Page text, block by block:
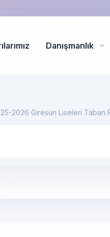
Danışmanlık
2026 Giresun Liseleri Taban